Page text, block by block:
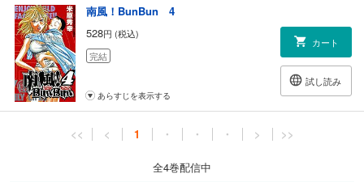
南風！BunBun 4
528円 (税込)
完結
カート
試し読み
あらすじを表示する
<< < 1 ・ ・ ・ > >>
全4巻配信中